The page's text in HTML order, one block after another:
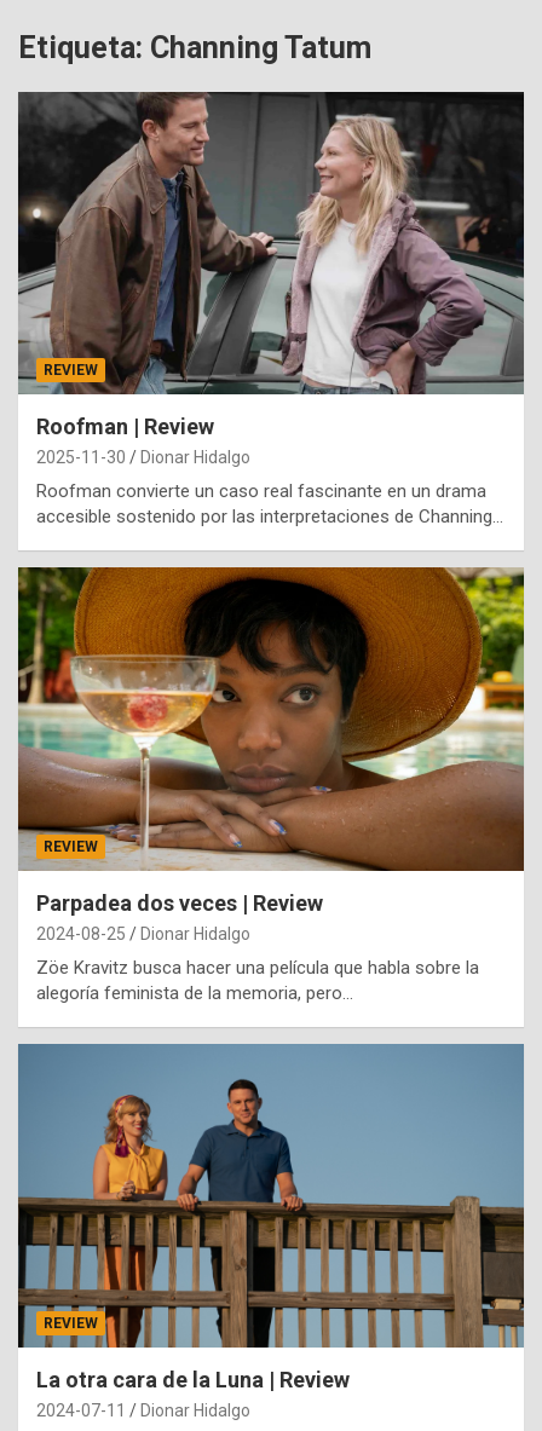
Etiqueta: Channing Tatum
REVIEW
Roofman | Review
2025-11-30 Dionar Hidalgo
Roofman convierte un caso real fascinante en un drama
accesible sostenido por las interpretaciones de Channing…
REVIEW
Parpadea dos veces | Review
2024-08-25 Dionar Hidalgo
Zöe Kravitz busca hacer una película que habla sobre la
alegoría feminista de la memoria, pero…
REVIEW
La otra cara de la Luna | Review
2024-07-11 Dionar Hidalgo